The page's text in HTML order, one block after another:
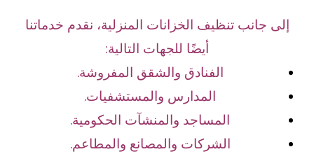
إلى جانب تنظيف الخزانات المنزلية، نقدم خدماتنا
أيضًا للجهات التالية:
الفنادق والشقق المفروشة.
المدارس والمستشفيات.
المساجد والمنشآت الحكومية.
الشركات والمصانع والمطاعم.